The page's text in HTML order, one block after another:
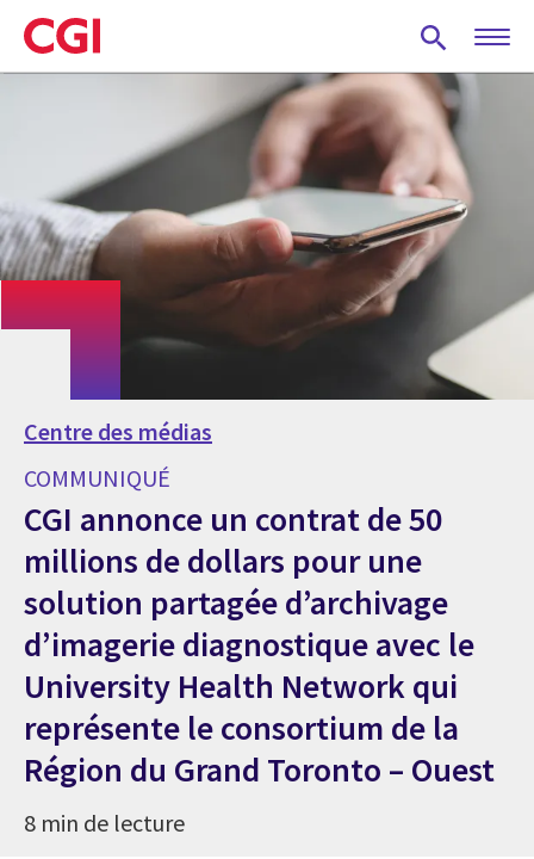
Skip
to
main
Centre des médias
COMMUNIQUÉ
CGI annonce un contrat de 50
millions de dollars pour une
solution partagée d’archivage
d’imagerie diagnostique avec le
University Health Network qui
représente le consortium de la
Région du Grand Toronto – Ouest
8 min de lecture